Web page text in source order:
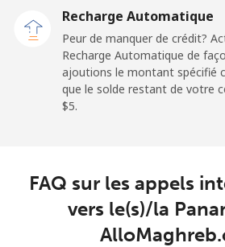
Mobile ⁦6.9¢⁩
Peru
Mobile
⁦$5⁩
Philippines
Recharge Automatique
Peur de manquer de crédit?
Recharge Automatique de
ajoutions le montant spécifié
que le solde restant de votre
⁦$5⁩.
FAQ sur les appels
vers le(s)/la